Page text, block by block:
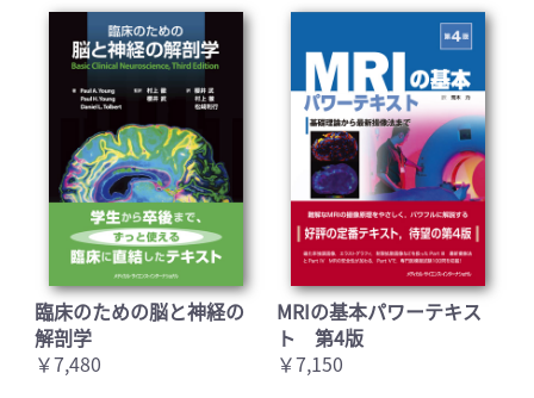
臨床のための脳と神経の
解剖学
￥7,480
MRIの基本パワーテキス
ト 第4版
￥7,150